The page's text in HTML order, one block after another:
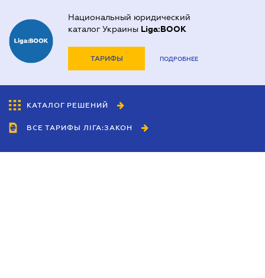
Национальный юридический
каталог Украины Liga:BOOK
ТАРИФЫ ПОДРОБНЕЕ
КАТАЛОГ РЕШЕНИЙ
ВСЕ ТАРИФЫ ЛІГА:ЗАКОН